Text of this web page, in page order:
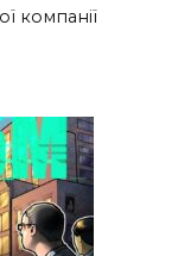
компанії